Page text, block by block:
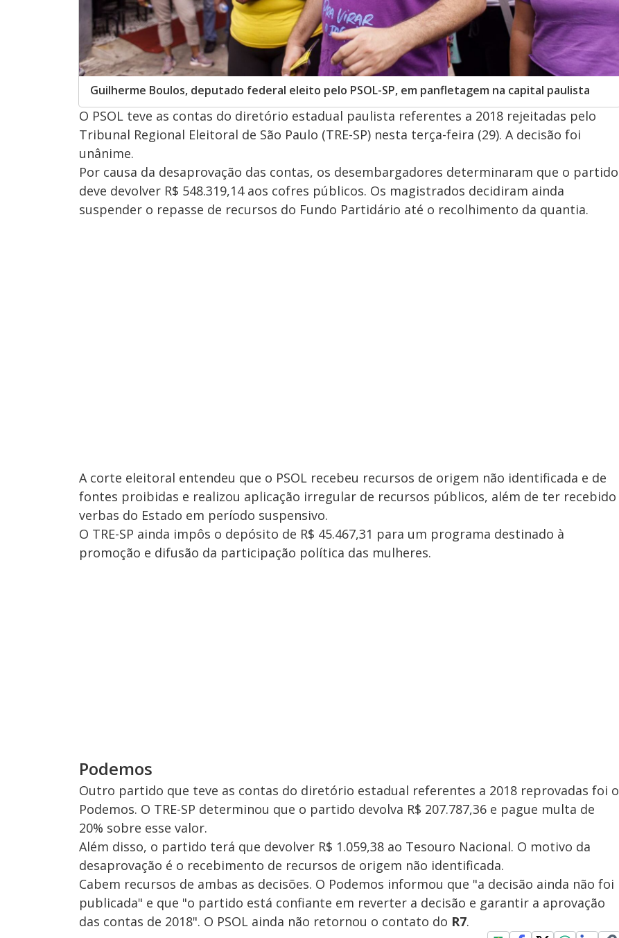
Guilherme Boulos, deputado federal eleito pelo PSOL-SP, em panfletagem na capital paulista
O PSOL teve as contas do diretório estadual paulista referentes a 2018 rejeitadas pelo
Tribunal Regional Eleitoral de São Paulo (TRE-SP) nesta terça-feira (29). A decisão foi
unânime.
Por causa da desaprovação das contas, os desembargadores determinaram que o partido
deve devolver R$ 548.319,14 aos cofres públicos. Os magistrados decidiram ainda
suspender o repasse de recursos do Fundo Partidário até o recolhimento da quantia.
A corte eleitoral entendeu que o PSOL recebeu recursos de origem não identificada e de
fontes proibidas e realizou aplicação irregular de recursos públicos, além de ter recebido
verbas do Estado em período suspensivo.
O TRE-SP ainda impôs o depósito de R$ 45.467,31 para um programa destinado à
promoção e difusão da participação política das mulheres.
Podemos
Outro partido que teve as contas do diretório estadual referentes a 2018 reprovadas foi o
Podemos. O TRE-SP determinou que o partido devolva R$ 207.787,36 e pague multa de
20% sobre esse valor.
Além disso, o partido terá que devolver R$ 1.059,38 ao Tesouro Nacional. O motivo da
desaprovação é o recebimento de recursos de origem não identificada.
Cabem recursos de ambas as decisões. O Podemos informou que "a decisão ainda não foi
publicada" e que "o partido está confiante em reverter a decisão e garantir a aprovação
das contas de 2018". O PSOL ainda não retornou o contato do R7.